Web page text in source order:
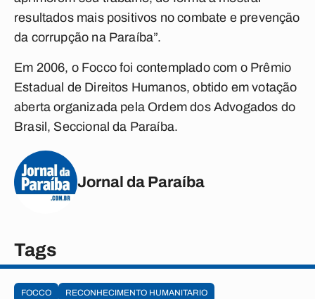
resultados mais positivos no combate e prevenção
da corrupção na Paraíba”.
Em 2006, o Focco foi contemplado com o Prêmio
Estadual de Direitos Humanos, obtido em votação
aberta organizada pela Ordem dos Advogados do
Brasil, Seccional da Paraíba.
Jornal da Paraíba
Tags
FOCCO RECONHECIMENTO HUMANITARIO